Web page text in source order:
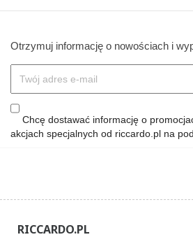
Otrzymuj informację o nowościach i
Chcę dostawać informację o
akcjach specjalnych od riccardo.pl na
RICCARDO.PL